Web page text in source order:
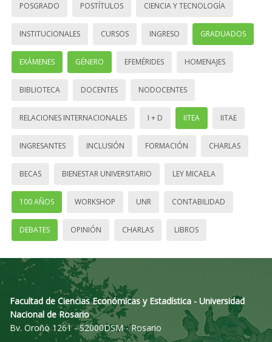
POSGRADO POSTÍTULOS CIENCIA Y TECNOLOGÍA
INSTITUCIONALES CURSOS INGRESO GRADUADOS
EXÁMENES GÉNERO EFEMÉRIDES HOMENAJES
BIBLIOTECA DOCENTES NODOCENTES
RELACIONES INTERNACIONALES I + D IITEA IITAE
INGRESANTES INCLUSIÓN FORMACIÓN CHARLAS
BECAS BIENESTAR UNIVERSITARIO LEY MICAELA
100 AÑOS WORKSHOP UNR CONTABILIDAD
DEBATES OPINIÓN CHARLAS LIBROS
Facultad de Ciencias Económicas y Estadística - Universidad
Nacional de Rosario
Bv. Oroño 1261 - S2000DSM - Rosario